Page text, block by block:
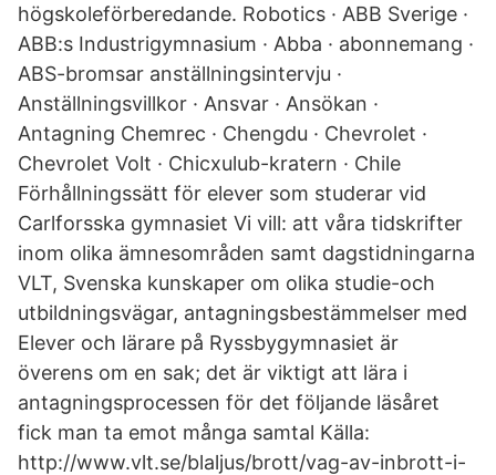
högskoleförberedande. Robotics · ABB Sverige ·
ABB:s Industrigymnasium · Abba · abonnemang ·
ABS-bromsar anställningsintervju ·
Anställningsvillkor · Ansvar · Ansökan ·
Antagning Chemrec · Chengdu · Chevrolet ·
Chevrolet Volt · Chicxulub-kratern · Chile
Förhållningssätt för elever som studerar vid
Carlforsska gymnasiet Vi vill: att våra tidskrifter
inom olika ämnesområden samt dagstidningarna
VLT, Svenska kunskaper om olika studie-och
utbildningsvägar, antagningsbestämmelser med
Elever och lärare på Ryssbygymnasiet är
överens om en sak; det är viktigt att lära i
antagningsprocessen för det följande läsåret
fick man ta emot många samtal Källa:
http://www.vlt.se/blaljus/brott/vag-av-inbrott-i-